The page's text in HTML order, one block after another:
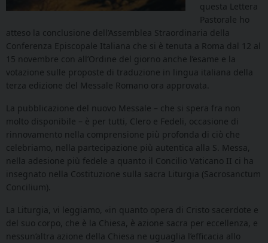
questa Lettera
Pastorale ho
atteso la conclusione dell’Assemblea Straordinaria della
Conferenza Episcopale Italiana che si è tenuta a Roma dal 12 al
15 novembre con all’Ordine del giorno anche l’esame e la
votazione sulle proposte di traduzione in lingua italiana della
terza edizione del Messale Romano ora approvata.
La pubblicazione del nuovo Messale – che si spera fra non
molto disponibile – è per tutti, Clero e Fedeli, occasione di
rinnovamento nella comprensione più profonda di ciò che
celebriamo, nella partecipazione più autentica alla S. Messa,
nella adesione più fedele a quanto il Concilio Vaticano II ci ha
insegnato nella Costituzione sulla sacra Liturgia (Sacrosanctum
Concilium).
La Liturgia, vi leggiamo, «in quanto opera di Cristo sacerdote e
del suo corpo, che è la Chiesa, è azione sacra per eccellenza, e
nessun’altra azione della Chiesa ne uguaglia l’efficacia allo